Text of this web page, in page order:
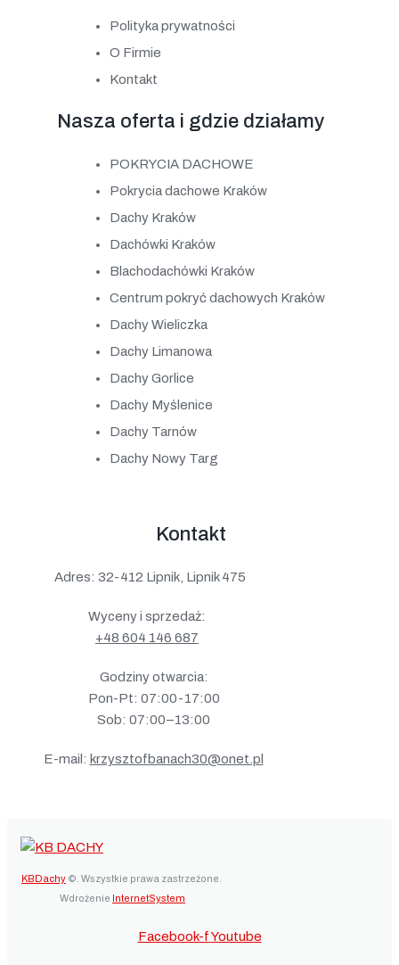
Polityka prywatności
O Firmie
Kontakt
Nasza oferta i gdzie działamy
POKRYCIA DACHOWE
Pokrycia dachowe Kraków
Dachy Kraków
Dachówki Kraków
Blachodachówki Kraków
Centrum pokryć dachowych Kraków
Dachy Wieliczka
Dachy Limanowa
Dachy Gorlice
Dachy Myślenice
Dachy Tarnów
Dachy Nowy Targ
Kontakt
Adres: 32-412 Lipnik, Lipnik 475
Wyceny i sprzedaż:
+48 604 146 687
Godziny otwarcia:
Pon-Pt: 07:00-17:00
Sob: 07:00–13:00
E-mail: krzysztofbanach30@onet.pl
KBDachy ©. Wszystkie prawa zastrzeżone.
Wdrożenie InternetSystem
Facebook-fYoutube